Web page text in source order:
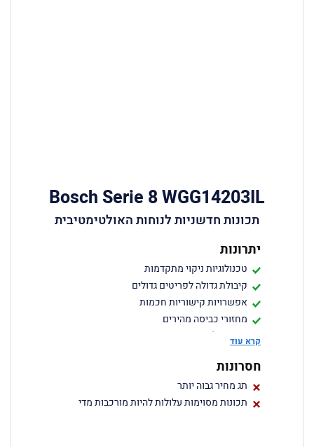
Bosch Serie 8 WGG14203IL
תכונות חדשניות לנוחות האולטימטיבית
יתרונות
טכנולוגיות ניקוי מתקדמות
קיבולת גדולה לפריטים גדולים
אפשרויות קישוריות חכמות
מחזורי כביסה מהירים
עיצוב מלוטש ומודרני
קרא עוד
חסרונות
תג מחיר גבוה יותר
תכונות מסוימות עלולות להיות מורכבות מדי